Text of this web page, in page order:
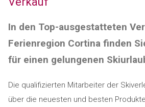
In den Top-ausgestatteten
Ferienregion Cortina finden
für einen gelungenen
Die qualifizierten Mitarbeiter der
über die neuesten und besten